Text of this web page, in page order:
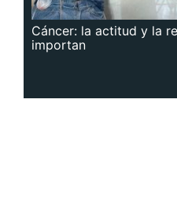
Cáncer: la actitud y la
importan